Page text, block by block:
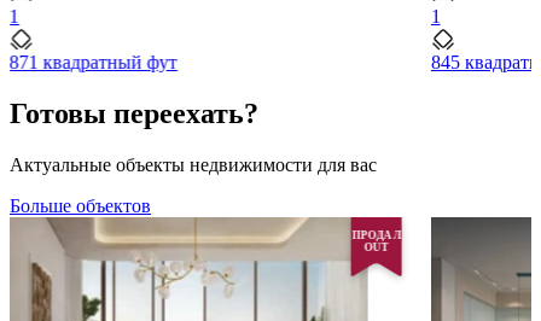
1
871 квадратный фут
1
845
Готовы переехать?
Актуальные объекты недвижимости для вас
Больше объектов
ПРОДАЛ
OUT